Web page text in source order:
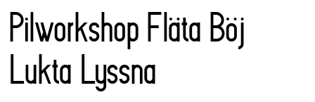
Pilworkshop Fläta Böj
Lukta Lyssna